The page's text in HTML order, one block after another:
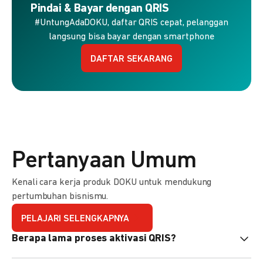
Pindai & Bayar dengan QRIS
#UntungAdaDOKU, daftar QRIS cepat, pelanggan
langsung bisa bayar dengan smartphone
DAFTAR SEKARANG
Pertanyaan Umum
Kenali cara kerja produk DOKU untuk mendukung
pertumbuhan bisnismu.
PELAJARI SELENGKAPNYA
Berapa lama proses aktivasi QRIS?